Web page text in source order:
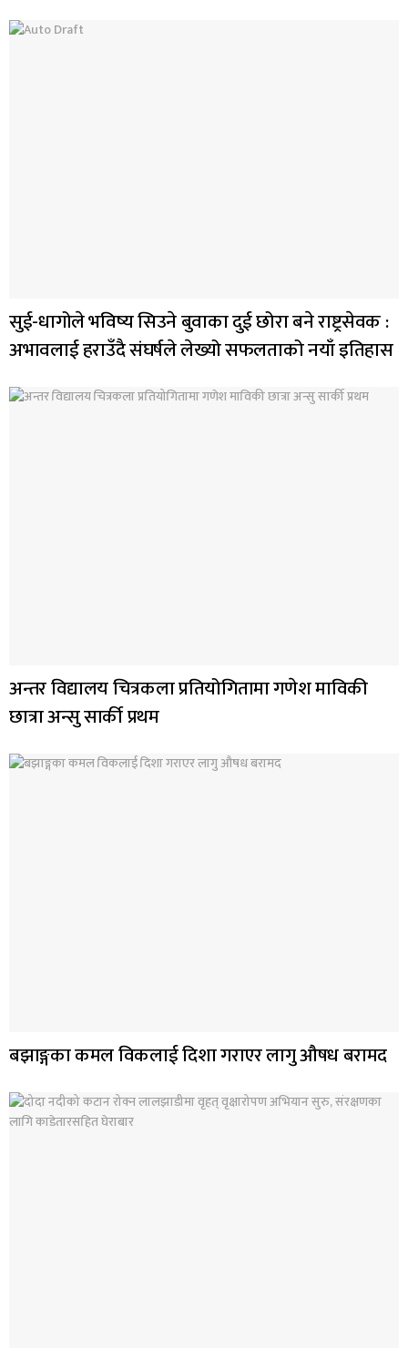
सुई-धागोले भविष्य सिउने बुवाका दुई छोरा बने राष्ट्रसेवक :
अभावलाई हराउँदै संघर्षले लेख्यो सफलताको नयाँ इतिहास
अन्तर विद्यालय चित्रकला प्रतियोगितामा गणेश माविकी
छात्रा अन्सु सार्की प्रथम
बझाङ्गका कमल विकलाई दिशा गराएर लागु औषध बरामद